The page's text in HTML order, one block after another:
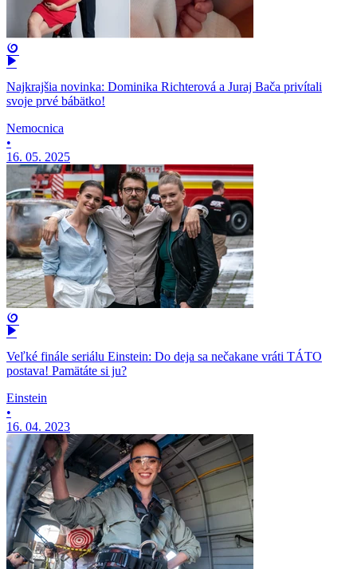
Najkrajšia novinka: Dominika Richterová a Juraj Bača privítali
svoje prvé bábätko!
Nemocnica
•
16. 05. 2025
Veľké finále seriálu Einstein: Do deja sa nečakane vráti TÁTO
postava! Pamätáte si ju?
Einstein
•
16. 04. 2023